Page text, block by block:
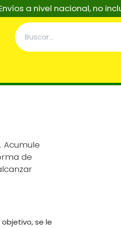
a nivel nacional, no
Acumule
de
se le